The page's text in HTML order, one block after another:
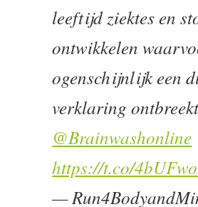
leeftijd ziektes en
ontwikkelen
ogenschijnlijk een
verklaring
@Brainwashonline
https://t.co/
—